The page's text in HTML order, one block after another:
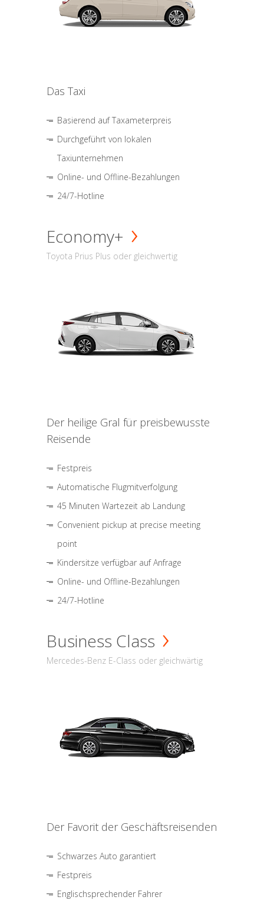
Das Taxi
Basierend auf Taxameterpreis
Durchgeführt von lokalen
Taxiunternehmen
Online- und Offline-Bezahlungen
24/7-Hotline
Economy+
Toyota Prius Plus oder gleichwertig
Der heilige Gral für preisbewusste
Reisende
Festpreis
Automatische Flugmitverfolgung
45 Minuten Wartezeit ab Landung
Convenient pickup at precise meeting
point
Kindersitze verfügbar auf Anfrage
Online- und Offline-Bezahlungen
24/7-Hotline
Business Class
Mercedes-Benz E-Class oder gleichwärtig
Der Favorit der Geschäftsreisenden
Schwarzes Auto garantiert
Festpreis
Englischsprechender Fahrer